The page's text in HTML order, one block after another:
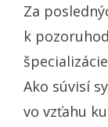
Za
k
Ako súvisí
vo vzťahu